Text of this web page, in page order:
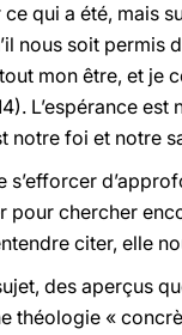
qui a été, mais
nous soit permis
mon être, et
L’espérance
notre foi et notre
s’efforcer
chercher
citer, elle
des aperçus
théologie «